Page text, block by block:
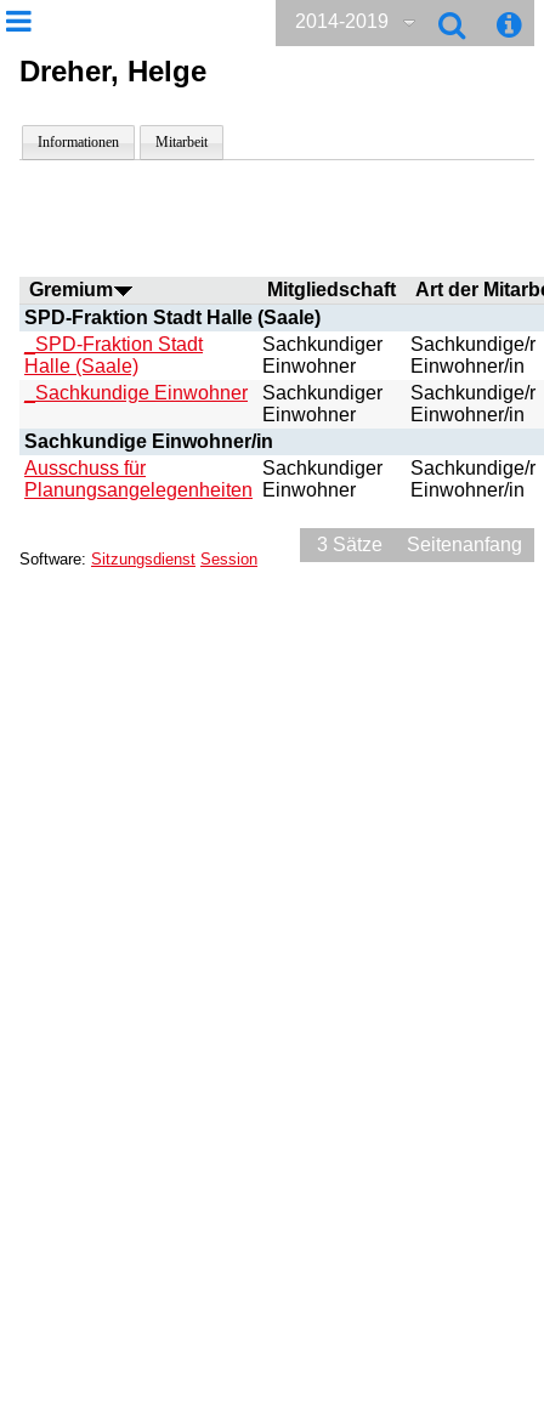
2014-2019
Dreher, Helge
Informationen Mitarbeit
Gremium Mitgliedschaft
Art der
SPD-Fraktion Stadt Halle (Saale)
_SPD-Fraktion Stadt
Halle (Saale)
Sachkundiger
Einwohner
Sachkundige/r
Einwohner/in
_Sachkundige Einwohner
Sachkundiger
Einwohner
Sachkundige/r
Einwohner/in
Sachkundige Einwohner/in
Ausschuss für
Planungsangelegenheiten
Sachkundiger
Einwohner
Sachkundige/r
Einwohner/in
3 Sätze Seitenanfang
Software: Sitzungsdienst Session